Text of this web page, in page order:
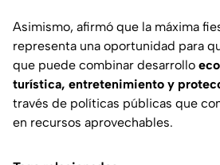
Asimismo, afirmó que la máxima
representa una oportunidad para
que puede combinar desarrollo
turística, entretenimiento y
través de políticas públicas que
en recursos aprovechables.